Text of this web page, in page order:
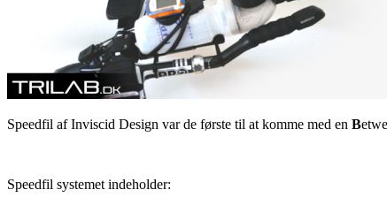
Speedfil af Inviscid Design var de første til at komme med en B
Speedfil systemet indeholder: